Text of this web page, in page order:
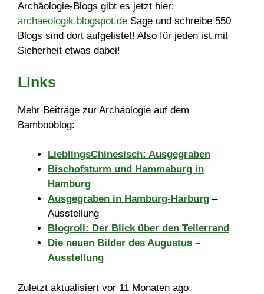
Archäologie-Blogs gibt es jetzt hier:
archaeologik.blogspot.de Sage und schreibe 550
Blogs sind dort aufgelistet! Also für jeden ist mit
Sicherheit etwas dabei!
Links
Mehr Beiträge zur Archäologie auf dem
Bambooblog:
LieblingsChinesisch: Ausgegraben
Bischofsturm und Hammaburg in
Hamburg
Ausgegraben in Hamburg-Harburg –
Ausstellung
Blogroll: Der Blick über den Tellerrand
Die neuen Bilder des Augustus –
Ausstellung
Zuletzt aktualisiert vor 11 Monaten ago